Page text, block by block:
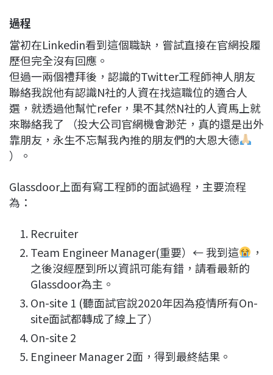
過程
當初在Linkedin看到這個職缺，嘗試直接在官網投履
歷但完全沒有回應。
但過一兩個禮拜後，認識的Twitter工程師神人朋友
聯絡我說他有認識N社的人資在找這職位的適合人
選，就透過他幫忙refer，果不其然N社的人資馬上就
來聯絡我了 （投大公司官網機會渺茫，真的還是出外
靠朋友，永生不忘幫我內推的朋友們的大恩大德
）。
Glassdoor上面有寫工程師的面試過程，主要流程
為：
Recruiter
Team Engineer Manager(重要）← 我到這
，
之後沒經歷到所以資訊可能有錯，請看最新的
Glassdoor為主。
On-site 1 (聽面試官說2020年因為疫情所有On-
site面試都轉成了線上了）
On-site 2
Engineer Manager 2面，得到最終結果。